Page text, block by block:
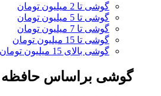
گوشی تا 2 میلیون تومان
گوشی تا 5 میلیون تومان
گوشی تا 7 میلیون تومان
گوشی تا 15 میلیون تومان
گوشی بالای 15 میلیون تومان
گوشی براساس حافظه